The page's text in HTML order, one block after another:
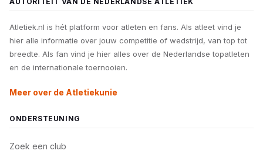
Atletiek.nl is hét platform voor atleten en fans. Als atleet vind je
hier alle informatie over jouw competitie of wedstrijd, van top tot
breedte. Als fan vind je hier alles over de Nederlandse topatleten
en de internationale toernooien.
Meer over de Atletiekunie
ONDERSTEUNING
Zoek een club